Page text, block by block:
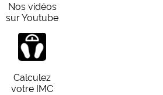
Nos vidéos
sur Youtube
Calculez
votre IMC